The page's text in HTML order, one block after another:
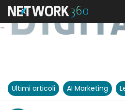
Ultimi articoli AI Marketing